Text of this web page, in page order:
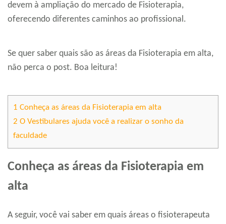
devem à ampliação do mercado de Fisioterapia,
oferecendo diferentes caminhos ao profissional.
Se quer saber quais são as áreas da Fisioterapia em alta,
não perca o post. Boa leitura!
1 Conheça as áreas da Fisioterapia em alta
2 O Vestibulares ajuda você a realizar o sonho da
faculdade
Conheça as áreas da Fisioterapia em
alta
A seguir, você vai saber em quais áreas o fisioterapeuta